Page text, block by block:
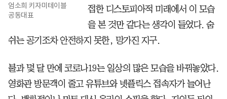
엄소희 키자미테이블
공동대표
접한 디스토피아적 미래에서 이 모습
을 본 것만 같다는 생각이 들었다. 숨
쉬는 공기조차 안전하지 못한, 망가진 지구.
불과 몇 달 만에 코로나19는 일상의 많은 모습을 바꿔놓았다.
영화관 방문객이 줄고 유튜브와 넷플릭스 접속자가 늘어난